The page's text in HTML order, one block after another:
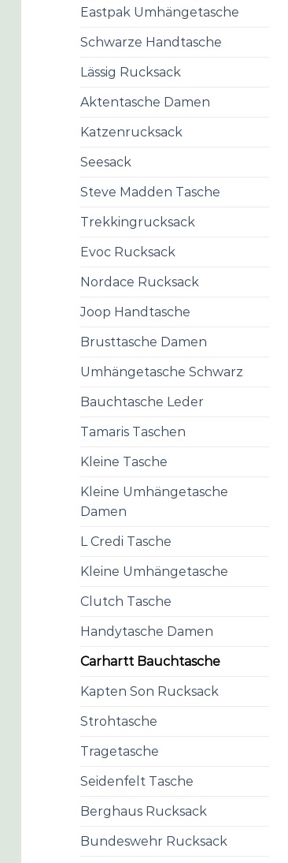
Eastpak Umhängetasche
Schwarze Handtasche
Lässig Rucksack
Aktentasche Damen
Katzenrucksack
Seesack
Steve Madden Tasche
Trekkingrucksack
Evoc Rucksack
Nordace Rucksack
Joop Handtasche
Brusttasche Damen
Umhängetasche Schwarz
Bauchtasche Leder
Tamaris Taschen
Kleine Tasche
Kleine Umhängetasche
Damen
L Credi Tasche
Kleine Umhängetasche
Clutch Tasche
Handytasche Damen
Carhartt Bauchtasche
Kapten Son Rucksack
Strohtasche
Tragetasche
Seidenfelt Tasche
Berghaus Rucksack
Bundeswehr Rucksack